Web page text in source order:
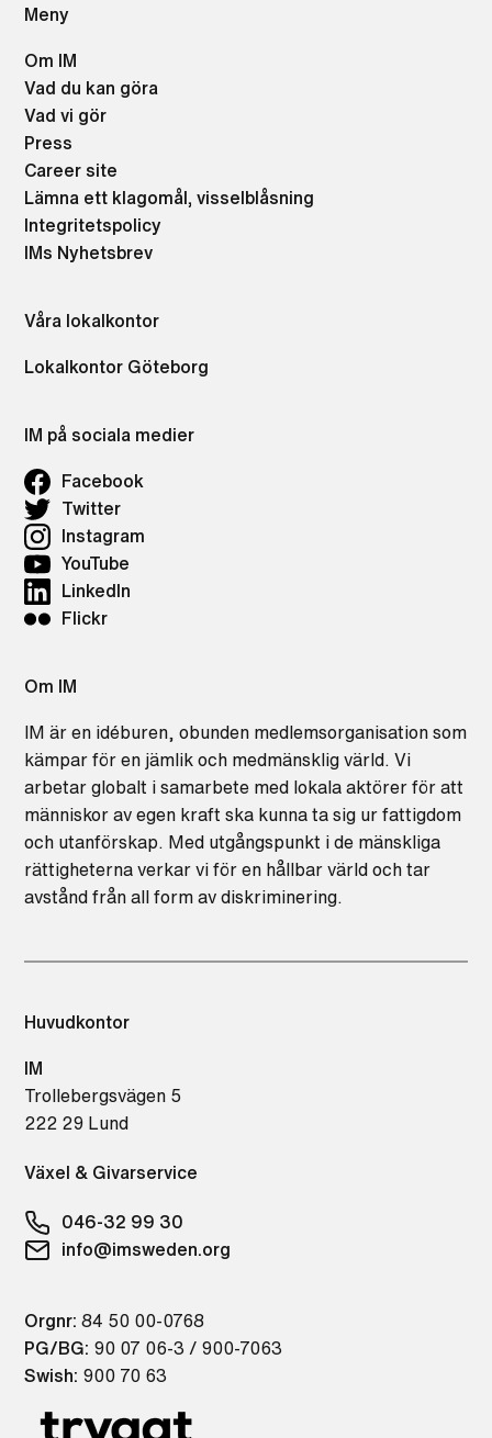
Meny
Om IM
Vad du kan göra
Vad vi gör
Press
Career site
Lämna ett klagomål, visselblåsning
Integritetspolicy
IMs Nyhetsbrev
Våra lokalkontor
Lokalkontor Göteborg
IM på sociala medier
Facebook
Twitter
Instagram
YouTube
LinkedIn
Flickr
Om IM
IM är en idéburen, obunden medlemsorganisation som
kämpar för en jämlik och medmänsklig värld. Vi
arbetar globalt i samarbete med lokala aktörer för att
människor av egen kraft ska kunna ta sig ur fattigdom
och utanförskap. Med utgångspunkt i de mänskliga
rättigheterna verkar vi för en hållbar värld och tar
avstånd från all form av diskriminering.
Huvudkontor
IM
Trollebergsvägen 5
222 29 Lund
Växel & Givarservice
046-32 99 30
info@imsweden.org
Orgnr: 84 50 00-0768
PG/BG: 90 07 06-3 / 900-7063
Swish: 900 70 63